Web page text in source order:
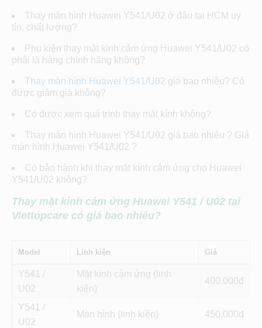
Thay màn hình Huawei Y541/U02 ở đâu tại HCM uy
tín, chất lượng?
Phụ kiện thay mặt kính cảm ứng Huawei Y541/U02 có
phải là hàng chính hãng không?
Thay màn hình Huawei Y541/U02 giá bao nhiêu? Có
được giảm giá không?
Có được xem quá trình thay mặt kính không?
Thay màn hình Huawei Y541/U02 giá bao nhiêu ? Giá
màn hình Huawei Y541/U02 ?
Có bảo hành khi thay mặt kính cảm ứng cho Huawei
Y541/U02 không?
Thay mặt kính cảm ứng Huawei Y541 / U02 tại
Viettopcare có giá bao nhiêu?
Model Linh kiện Giá
Y541 /
U02
Mặt kính cảm ứng (linh
kiện)
400
Y541 /
U02
Màn hình (linh kiện) 450